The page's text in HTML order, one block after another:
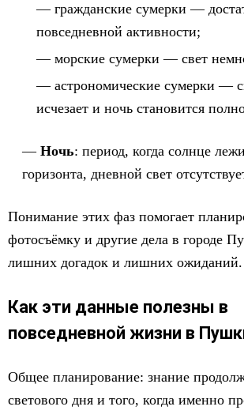
гражданские сумерки —
повседневной активности;
морские сумерки — свет
астрономические сумерки —
исчезает и ночь становится
Ночь: период, когда солнце
горизонта, дневной свет
Понимание этих фаз помогает
фотосъёмку и другие дела в городе
лишних догадок и лишних ожиданий.
Как эти данные полезны в
повседневной жизни в
Общее планирование: знание
светового дня и того, когда именно